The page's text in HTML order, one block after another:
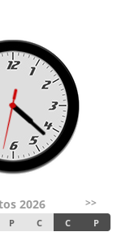
2026 >>
P C C P